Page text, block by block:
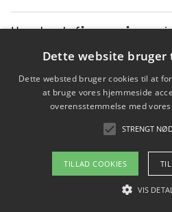
Hvordan du får svar på
Copyright 2026 -
Om / kontakt
Blog
Dette website bruger
Dette websted bruger cookies til at
at bruge vores hjemmeside
overensstemmelse med
STRENGT
TILLAD COOKIES
VIS